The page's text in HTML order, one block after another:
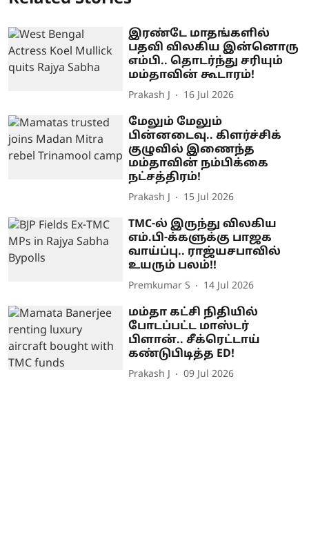
இரண்டே மாதங்களில்
பதவி விலகிய இன்னொரு
எம்பி.. தொடர்ந்து சரியும்
மம்தாவின் கூடாரம்!
Prakash J 16 Jul 2026
மேலும் மேலும்
பின்னடைவு.. கிளர்ச்சிக்
குழுவில் இணைந்த
மம்தாவின் நம்பிக்கை
நட்சத்திரம்!
Prakash J 15 Jul 2026
TMC-ல் இருந்து விலகிய
எம்.பி-க்களுக்கு பாஜக
வாய்ப்பு.. ராஜ்யசபாவில்
உயரும் பலம்!!
Premkumar S 14 Jul 2026
மம்தா கட்சி நிதியில்
போடப்பட்ட மாஸ்டர்
பிளான்.. சீக்ரெட்டாய்
கண்டுபிடித்த ED!
Prakash J 09 Jul 2026